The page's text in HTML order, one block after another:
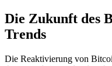
Die Zukunft des
Trends
Die Reaktivierung von